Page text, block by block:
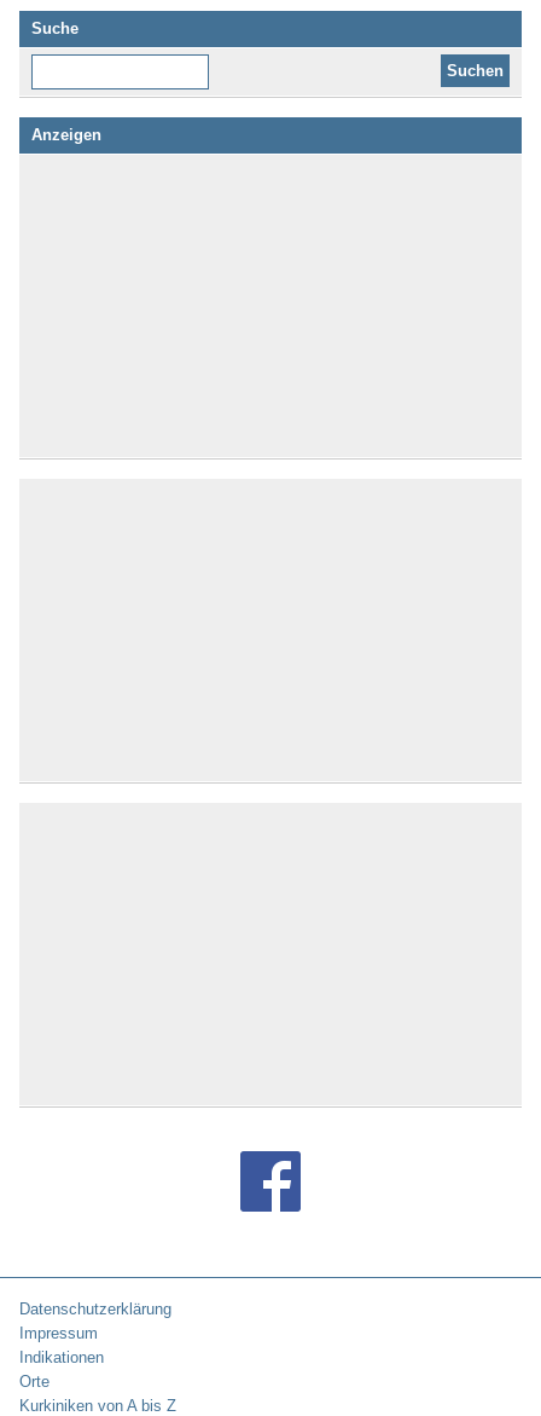
Suche
Anzeigen
Datenschutzerklärung
Impressum
Indikationen
Orte
Kurkiniken von A bis Z